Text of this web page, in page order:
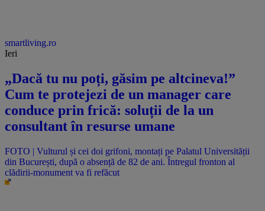
smartliving.ro
Ieri
„Dacă tu nu poți, găsim pe altcineva!”
Cum te protejezi de un manager care
conduce prin frică: soluții de la un
consultant în resurse umane
FOTO | Vulturul și cei doi grifoni, montați pe Palatul Universității
din București, după o absență de 82 de ani. Întregul fronton al
clădirii-monument va fi refăcut